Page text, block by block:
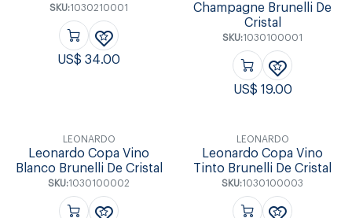
SKU:1030210001
US$34.00
Champagne Brunelli De
Cristal
SKU:1030100001
US$ 19.00
LEONARDO
Leonardo Copa Vino
Blanco Brunelli De Cristal
SKU:1030100002
LEONARDO
Leonardo Copa Vino
Tinto Brunelli De Cristal
SKU:1030100003